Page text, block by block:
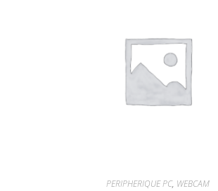
PERIPHERIQUE PC, WEBCAM